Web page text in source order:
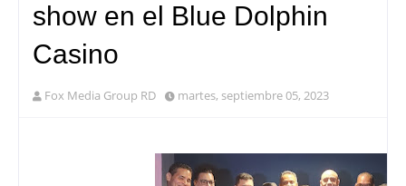
show en el Blue Dolphin
Casino
Fox Media Group RD martes, septiembre 05, 2023